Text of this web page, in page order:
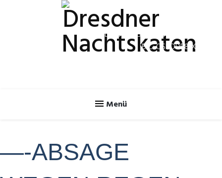
—-ABSAGE
IBAN: DE70 8505 0300 3120 2624 46
BIC: OSDDDE81XXX